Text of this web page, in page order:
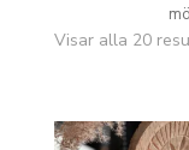
Visar alla 20